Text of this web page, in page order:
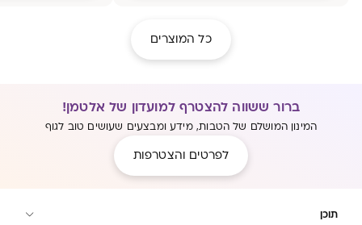
כל המוצרים
ברור ששווה להצטרף למועדון של אלטמן!
המינון המושלם של הטבות, מידע ומבצעים שעושים טוב לגוף
לפרטים והצטרפות
תוכן